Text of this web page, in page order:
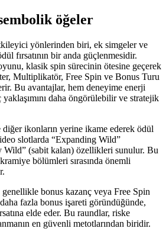
öğeler
yönlerinden biri, ek simgeler ve
fırsatının bir anda güçlenmesidir.
klasik spin sürecinin ötesine geçerek
Multiplikatör, Free Spin ve Bonus Turu
Bu avantajlar, hem deneyime enerji
yaklaşımını daha öngörülebilir ve stratejik
ikonların yerine ikame ederek ödül
slotlarda “Expanding Wild”
Wild” (sabit kalan) özellikleri sunulur. Bu
bölümleri sırasında önemli
bonus kazanç veya Free Spin
fazla bonus işareti göründüğünde,
elde eder. Bu raundlar, riske
en güvenli metotlarından biridir.